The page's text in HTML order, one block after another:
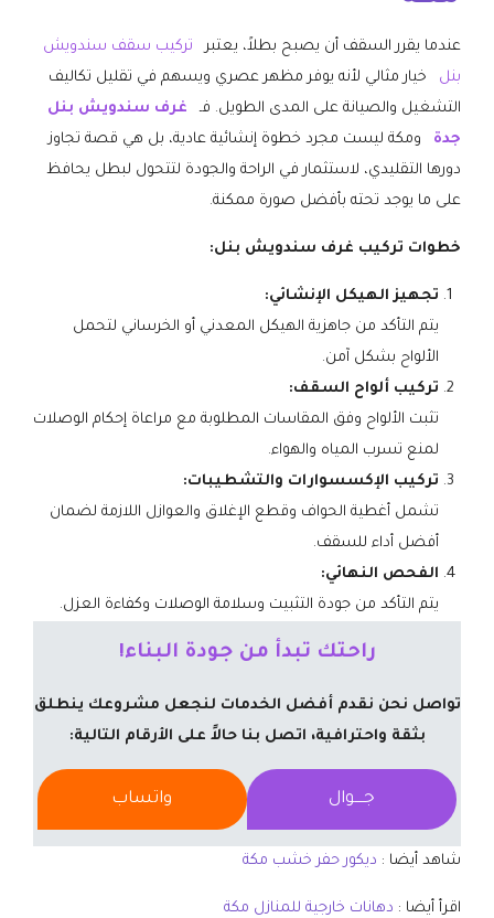
عندما يقرر السقف أن يصبح بطلاً، يعتبر
تركيب سقف سندويش
بنل
خيار مثالي لأنه يوفر مظهر عصري ويسهم في تقليل تكاليف
التشغيل والصيانة على المدى الطويل. فـ
غرف سندويش بنل
جدة
ومكة ليست مجرد خطوة إنشائية عادية، بل هي قصة تجاوز
دورها التقليدي، لاستثمار في الراحة والجودة لتتحول لبطل يحافظ
على ما يوجد تحته بأفضل صورة ممكنة.
خطوات تركيب غرف سندويش بنل:
تجهيز الهيكل الإنشائي:
يتم التأكد من جاهزية الهيكل المعدني أو الخرساني لتحمل
الألواح بشكل آمن.
تركيب ألواح السقف:
تثبت الألواح وفق المقاسات المطلوبة مع مراعاة إحكام الوصلات
لمنع تسرب المياه والهواء.
تركيب الإكسسوارات والتشطيبات:
تشمل أغطية الحواف وقطع الإغلاق والعوازل اللازمة لضمان
أفضل أداء للسقف.
الفحص النهائي:
يتم التأكد من جودة التثبيت وسلامة الوصلات وكفاءة العزل.
راحتك تبدأ من جودة البناء!
تواصل نحن نقدم أفضل الخدمات لنجعل مشروعك ينطلق
بثقة واحترافية، اتصل بنا حالاً على الأرقام التالية:
جــــوال واتساب
شاهد أيضا : ديكور حفر خشب مكة
اقرأ أيضا : دهانات خارجية للمنازل مكة